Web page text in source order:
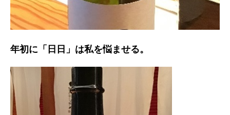
年初に「日日」は私を悩ませる。